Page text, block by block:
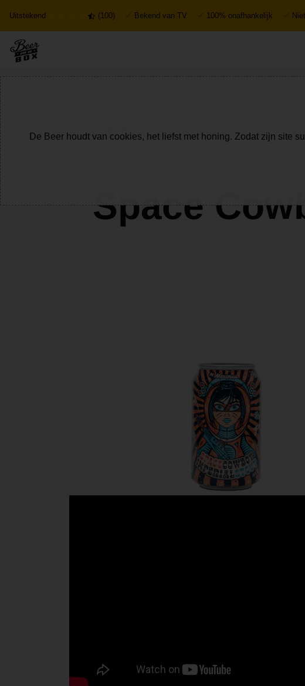
Uitstekend (100) Bekend van TV 100% onafhankelijk
Space
De Beer houdt van cookies, het liefst met honing. Zodat zijn site